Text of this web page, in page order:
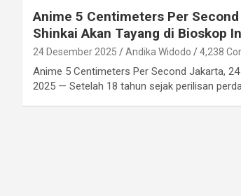
Anime 5 Centimeters Per
Shinkai Akan Tayang di Bioskop
24 Desember 2025 Andika Widodo 4,238
Anime 5 Centimeters Per Second Jakarta,
2025 — Setelah 18 tahun sejak perilisan